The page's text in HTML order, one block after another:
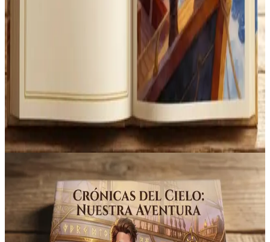
la que tengas a mano
misma cara, mundo ilustrado
Para leer, escuchar o imprimir
del papel a la pantalla
→
→
Ver ejemplos de cuentos|Lee cuentos gratis ilustrados
Elige tu tipo de cuento
Descubre la experiencia perfecta para
cada momento.
Tres mundos distintos. Mismo protagonista. Tú eliges qué tipo de
cuento quieres hoy.